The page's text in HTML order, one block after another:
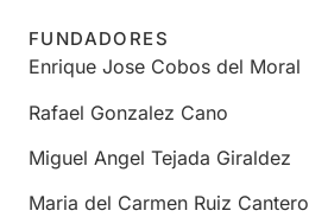
FUNDADORES
Enrique Jose Cobos del Moral
Rafael Gonzalez Cano
Miguel Angel Tejada Giraldez
Maria del Carmen Ruiz Cantero